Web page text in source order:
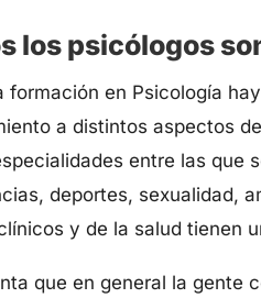
los psicólogos
formación en Psicología
a distintos aspectos
entre las que
deportes, sexualidad,
y de la salud tienen
que en general la gente